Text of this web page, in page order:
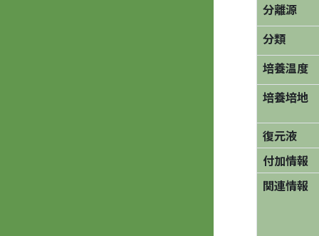
分離源
分類
培養温度
培養培地
復元液
付加情報
関連情報